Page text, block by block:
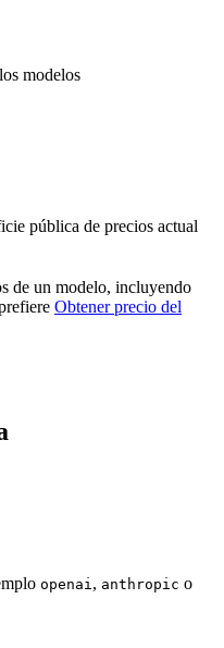
modelos
pública de precios actual
de un modelo, incluyendo
Obtener precio del
openai, anthropic o